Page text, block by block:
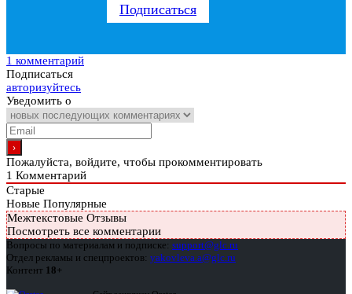
Подписаться
1 комментарий
Подписаться
авторизуйтесь
Уведомить о
Пожалуйста, войдите, чтобы прокомментировать
1 Комментарий
Старые
Новые Популярные
Межтекстовые Отзывы
Посмотреть все комментарии
Вопросы по материалам и подписке: support@glc.ru
Отдел рекламы и спецпроектов: yakovleva.a@glc.ru
Контент 18+